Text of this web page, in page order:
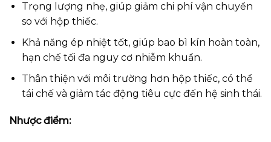
Trọng lượng nhẹ, giúp giảm chi phí vận chuyển
so với hộp thiếc.
Khả năng ép nhiệt tốt, giúp bao bì kín hoàn toàn,
hạn chế tối đa nguy cơ nhiễm khuẩn.
Thân thiện với môi trường hơn hộp thiếc, có thể
tái chế và giảm tác động tiêu cực đến hệ sinh thái.
Nhược điểm: